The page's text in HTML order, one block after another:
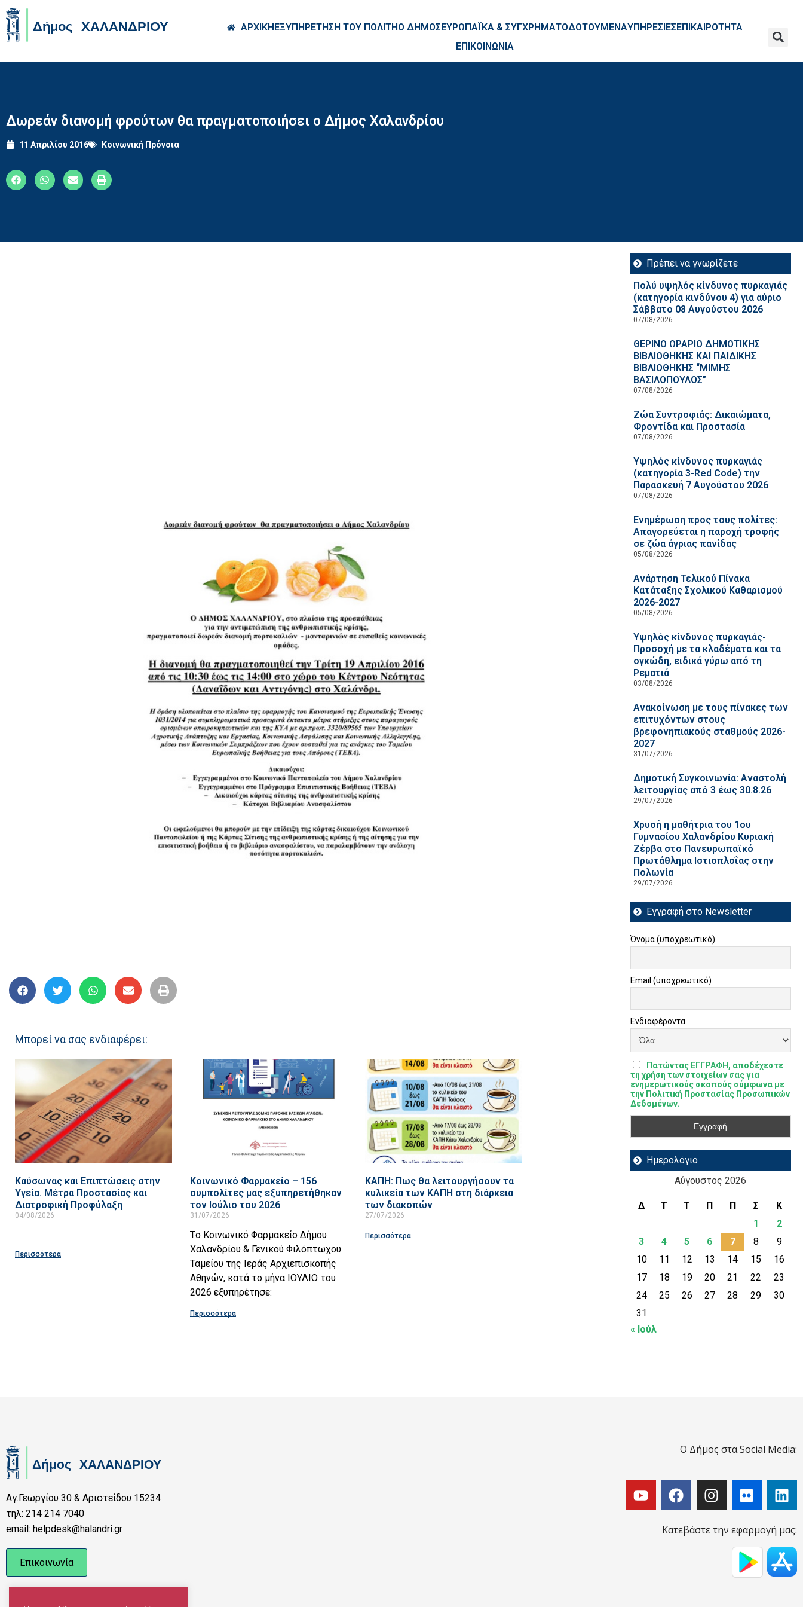
ΑΡΧΙΚΗΕΞΥΠΗΡΕΤΗΣΗ ΤΟΥ ΠΟΛΙΤΗΟ ΔΗΜΟΣΕΥΡΩΠΑΪΚΑ & ΣΥΓΧΡΗΜΑΤΟΔΟΤΟΥΜΕΝΑΥΠΗΡΕΣΙΕΣΕΠΙΚΑΙΡΟΤΗΤΑ
ΕΠΙΚΟΙΝΩΝΙΑ
Δωρεάν διανομή φρούτων θα πραγματοποιήσει ο Δήμος Χαλανδρίου
11 Απριλίου 2016 Κοινωνική Πρόνοια
Μπορεί να σας ενδιαφέρει:
Καύσωνας και Επιπτώσεις στην
Υγεία. Μέτρα Προστασίας και
Διατροφική Προφύλαξη
04/08/2026
Περισσότερα
Κοινωνικό Φαρμακείο – 156
συμπολίτες μας εξυπηρετήθηκαν
τον Ιούλιο του 2026
31/07/2026
Tο Κοινωνικό Φαρμακείο Δήμου
Χαλανδρίου & Γενικού Φιλόπτωχου
Ταμείου της Ιεράς Αρχιεπισκοπής
Αθηνών, κατά το μήνα ΙΟΥΛΙΟ του
2026 εξυπηρέτησε:
Περισσότερα
ΚΑΠΗ: Πως θα λειτουργήσουν τα
κυλικεία των ΚΑΠΗ στη διάρκεια
των διακοπών
27/07/2026
Περισσότερα
Πρέπει να γνωρίζετε
Πολύ υψηλός κίνδυνος πυρκαγιάς
(κατηγορία κινδύνου 4) για αύριο
Σάββατο 08 Αυγούστου 2026
07/08/2026
ΘΕΡΙΝΟ ΩΡΑΡΙΟ ΔΗΜΟΤΙΚΗΣ
ΒΙΒΛΙΟΘΗΚΗΣ ΚΑΙ ΠΑΙΔΙΚΗΣ
ΒΙΒΛΙΟΘΗΚΗΣ “ΜΙΜΗΣ
ΒΑΣΙΛΟΠΟΥΛΟΣ”
07/08/2026
Ζώα Συντροφιάς: Δικαιώματα,
Φροντίδα και Προστασία
07/08/2026
Υψηλός κίνδυνος πυρκαγιάς
(κατηγορία 3-Red Code) την
Παρασκευή 7 Αυγούστου 2026
07/08/2026
Ενημέρωση προς τους πολίτες:
Απαγορεύεται η παροχή τροφής
σε ζώα άγριας πανίδας
05/08/2026
Ανάρτηση Τελικού Πίνακα
Κατάταξης Σχολικού Καθαρισμού
2026-2027
05/08/2026
Υψηλός κίνδυνος πυρκαγιάς-
Προσοχή με τα κλαδέματα και τα
ογκώδη, ειδικά γύρω από τη
Ρεματιά
03/08/2026
Ανακοίνωση με τους πίνακες των
επιτυχόντων στους
βρεφονηπιακούς σταθμούς 2026-
2027
31/07/2026
Δημοτική Συγκοινωνία: Αναστολή
λειτουργίας από 3 έως 30.8.26
29/07/2026
Χρυσή η μαθήτρια του 1ου
Γυμνασίου Χαλανδρίου Κυριακή
Ζέρβα στο Πανευρωπαϊκό
Πρωτάθλημα Ιστιοπλοΐας στην
Πολωνία
29/07/2026
Εγγραφή στο Newsletter
Όνομα (υποχρεωτικό)
Email (υποχρεωτικό)
Ενδιαφέροντα
Πατώντας ΕΓΓΡΑΦΗ, αποδέχεστε
τη χρήση των στοιχείων σας για
ενημερωτικούς σκοπούς σύμφωνα με
την Πολιτική Προστασίας Προσωπικών
Δεδομένων.
Ημερολόγιο
Αύγουστος 2026
Δ Τ Τ Π Π Σ
Κ
1
2
3
4 5 6 7 8
9
10
11 12 13 14 15
16
17
18 19 20 21 22
23
24
25 26 27 28 29
30
31
« Ιούλ
Αγ.Γεωργίου 30 & Αριστείδου 15234
τηλ: 214 214 7040
email: helpdesk@halandri.gr
Επικοινωνία
Ο Δήμος στα Social Media:
Κατεβάστε την εφαρμογή μας: